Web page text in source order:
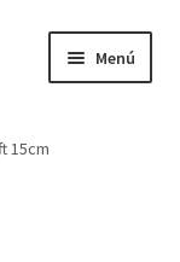
Menú
15cm